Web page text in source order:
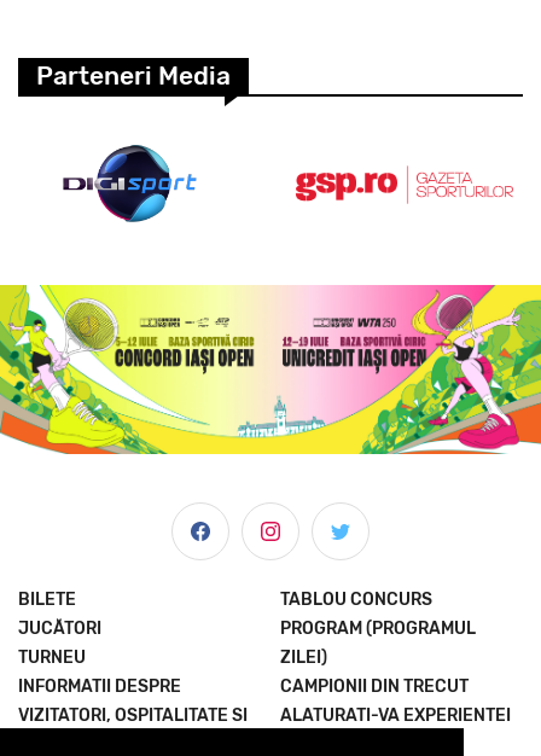
Parteneri Media
BILETE
JUCĂTORI
TURNEU
INFORMATII DESPRE
VIZITATORI, OSPITALITATE SI
TABLOU CONCURS
PROGRAM (PROGRAMUL
ZILEI)
CAMPIONII DIN TRECUT
ALATURATI-VA EXPERIENTEI